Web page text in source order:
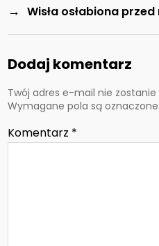
→ Wisła osłabiona
Dodaj komentarz
Twój adres e-mail nie zostanie
Wymagane pola są oznaczone
Komentarz *